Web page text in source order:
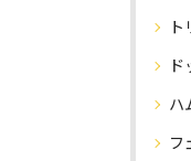
ド
ハ
フ